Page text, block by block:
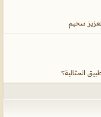
سحيم
المثالية؟